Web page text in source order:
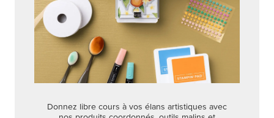
Donnez libre cours à vos élans artistiques avec